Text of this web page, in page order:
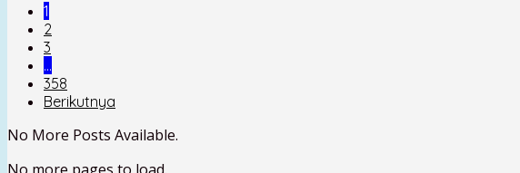
1
2
3
…
358
Berikutnya
No More Posts Available.